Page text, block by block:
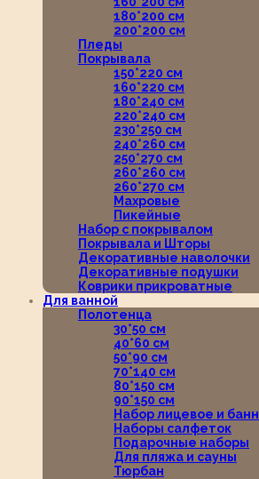
180*200 см
200*200 см
Пледы
Покрывала
150*220 см
160*220 см
180*240 см
220*240 см
230*250 см
240*260 см
250*270 см
260*260 см
260*270 см
Махровые
Пикейные
Набор с покрывалом
Покрывала и Шторы
Декоративные наволочки
Декоративные подушки
Коврики прикроватные
Для ванной
Полотенца
30*50 см
40*60 см
50*90 см
70*140 см
80*150 см
90*150 см
Набор лицевое и
Наборы салфеток
Подарочные наборы
Для пляжа и сауны
Тюрбан